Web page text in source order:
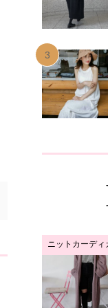
3
ニットカーディ